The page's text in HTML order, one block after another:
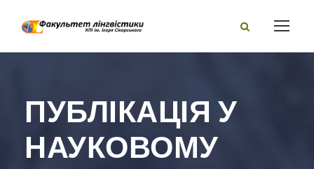
ПУБЛІКАЦІЯ У
НАУКОВОМУ